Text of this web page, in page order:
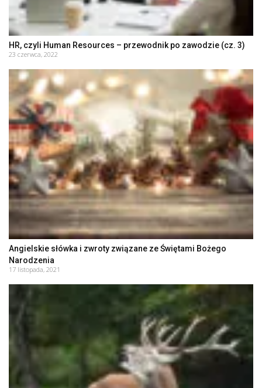
HR, czyli Human Resources – przewodnik po zawodzie (cz. 3)
23 czerwca, 2022
Angielskie słówka i zwroty związane ze Świętami Bożego
Narodzenia
17 listopada, 2021